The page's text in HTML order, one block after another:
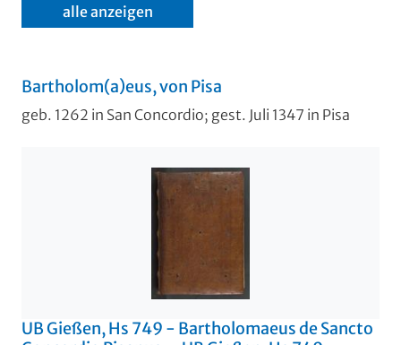
alle anzeigen
Bartholom(a)eus, von Pisa
geb. 1262 in San Concordio; gest. Juli 1347 in Pisa
UB Gießen, Hs 749 - Bartholomaeus de Sancto